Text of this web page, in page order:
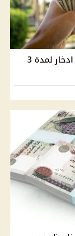
البنك التجارى الدولى يعلن عن شهادة ادخار لمدة 3